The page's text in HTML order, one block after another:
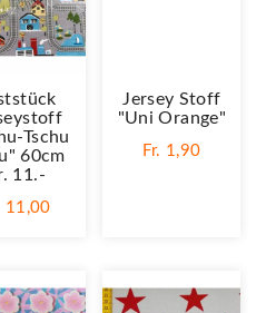
Tschu
60cm
11.-
11,00
Jersey Stoff
"Uni Orange"
Fr. 1,90